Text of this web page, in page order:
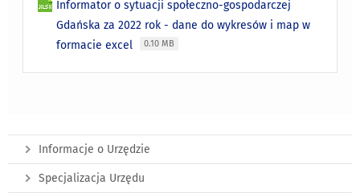
Informator o sytuacji społeczno-gospodarczej
Gdańska za 2022 rok - dane do wykresów i map w
formacie excel
0.10 MB
Informacje o Urzędzie
Specjalizacja Urzędu